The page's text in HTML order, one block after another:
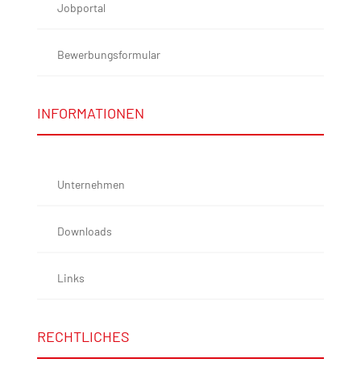
Jobportal
Bewerbungsformular
INFORMATIONEN
Unternehmen
Downloads
Links
RECHTLICHES